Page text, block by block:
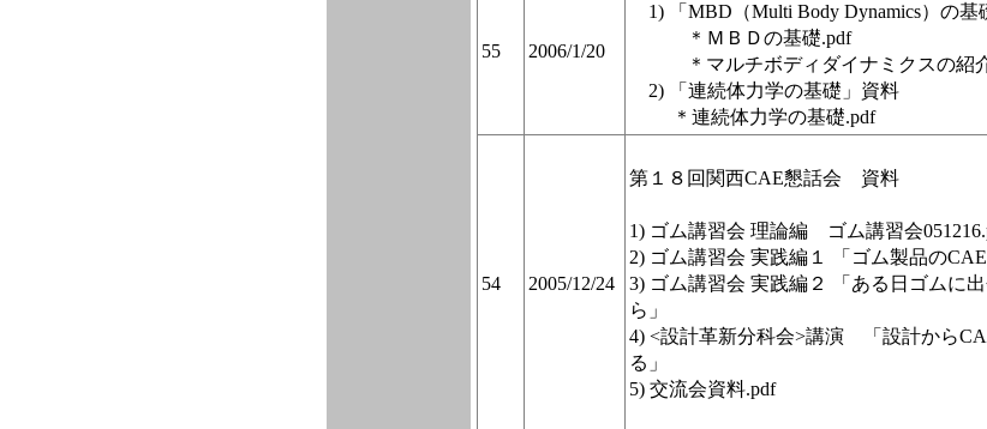
55 2006/1/20
1) 「MBD（Multi Body Dynamics）の基
＊ＭＢＤの基礎.pdf
＊マルチボディダイナミクスの紹
2) 「連続体力学の基礎」資料
＊連続体力学の基礎.pdf
54 2005/12/24
第１８回関西CAE懇話会 資料
1) ゴム講習会 理論編 ゴム講習会
2) ゴム講習会 実践編１ 「ゴム製品のCAE
3) ゴム講習会 実践編２ 「ある日ゴムに
ら」
4) <設計革新分科会>講演 「設計から
る」
5) 交流会資料.pdf